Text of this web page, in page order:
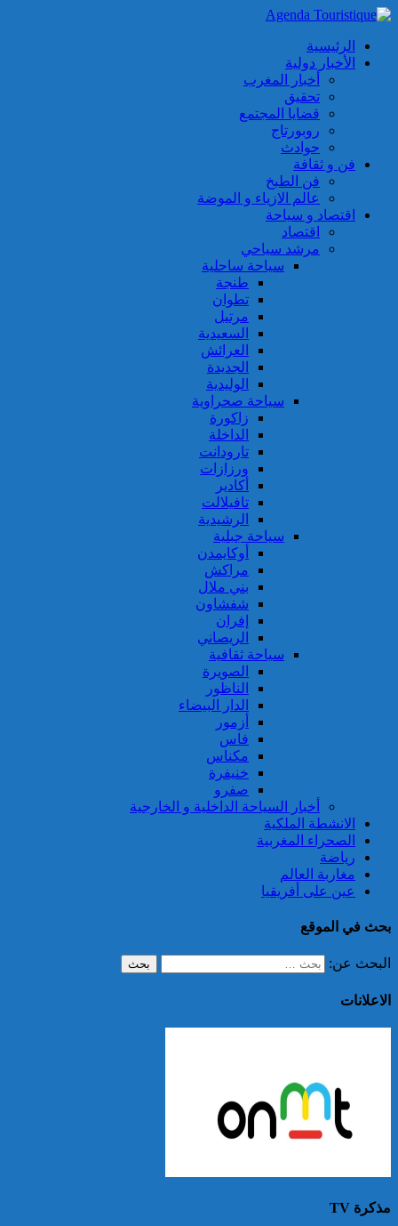
الرئيسية
الأخبار دولية
أخبار المغرب
تحقيق
قضايا المجتمع
روبورتاج
حوادث
فن و ثقافة
فن الطبخ
عالم الازياء و الموضة
اقتصاد و سياحة
اقتصاد
مرشد سياحي
سياحة ساحلية
طنجة
تطوان
مرتيل
السعيدية
العرائش
الجديدة
الوليدية
سياحة صحراوية
زاكورة
الداخلة
تارودانت
ورزازات
أكادير
تافيلالت
الرشيدية
سياحة جبلية
أوكايمدن
مراكش
بني ملال
شفشاون
إفران
الريصاني
سياحة ثقافية
الصويرة
الناظور
الدار البيضاء
أزمور
فاس
مكناس
خنيفرة
صفرو
أخبار السياحة الداخلية و الخارجية
الانشطة الملكية
الصحراء المغربية
رياضة
مغاربة العالم
عين على أفريقيا
بحث في الموقع
البحث عن:
الاعلانات
مذكرة TV